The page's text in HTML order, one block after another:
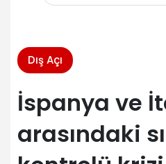
Dış Açı
İspanya ve
arasındaki